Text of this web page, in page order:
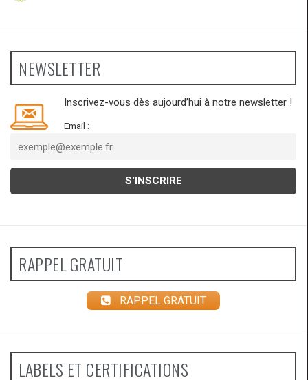
NEWSLETTER
Inscrivez-vous dès aujourd’hui à notre newsletter !
Email :
RAPPEL GRATUIT
RAPPEL GRATUIT
LABELS ET CERTIFICATIONS